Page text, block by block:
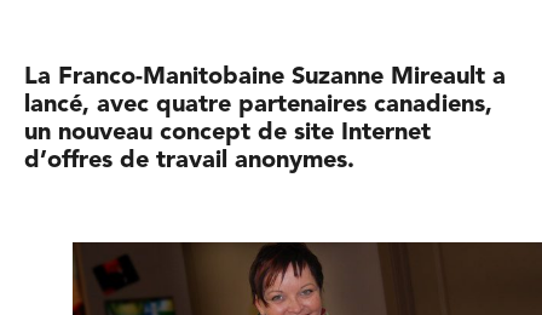
La Franco-Manitobaine Suzanne Mireault a
lancé, avec quatre partenaires canadiens,
un nouveau concept de site Internet
d’offres de travail anonymes.